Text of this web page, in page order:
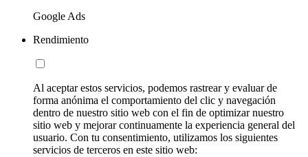
Google Ads
Rendimiento
Al aceptar estos servicios, podemos rastrear y evaluar de
forma anónima el comportamiento del clic y navegación
dentro de nuestro sitio web con el fin de optimizar nuestro
sitio web y mejorar continuamente la experiencia general del
usuario. Con tu consentimiento, utilizamos los siguientes
servicios de terceros en este sitio web: